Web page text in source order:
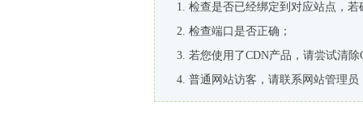
检查是否已经绑定到对应站点，
检查端口是否正确；
若您使用了CDN产品，请尝试清除
普通网站访客，请联系网站管理员